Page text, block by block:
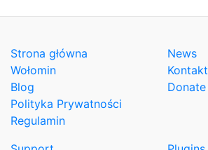
Strona główna
Wołomin
Blog
Polityka Prywatności
Regulamin
News
Kontakt
Donate